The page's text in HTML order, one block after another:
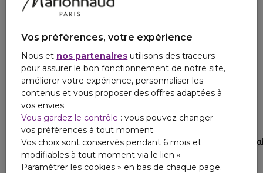
CLARINS
CORPS ZONE SPECIFIQUE
Baume Jeunesse des Mains 96% d’ingrédients d’origine
19,56 €
32,60 €
CLARINS
MASVELT ADVANCED
Crème corps anti-rondeurs
74,40 €
Vos préférences, votre expérience
Nous et nos partenaires utilisons des traceurs
pour assurer le bon fonctionnement de notre site,
améliorer votre expérience, personnaliser les
contenus et vous proposer des offres adaptées à
vos envies.
Vous gardez le contrôle : vous pouvez changer
vos préférences à tout moment.
Vos choix sont conservés pendant 6 mois et
modifiables à tout moment via le lien «
Paramétrer les cookies » en bas de chaque page.